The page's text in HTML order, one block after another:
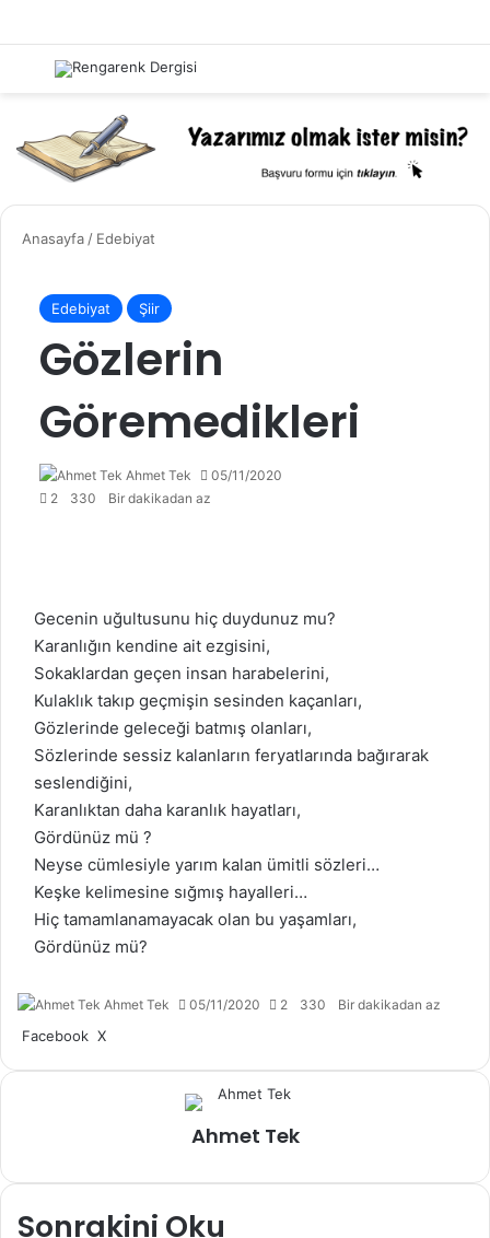
Menü
Anasayfa/ Edebiyat
Edebiyat Şiir
Gözlerin
Göremedikleri
Ahmet Tek
05/11/2020
2
330 Bir dakikadan az
Gecenin uğultusunu hiç duydunuz mu?
Karanlığın kendine ait ezgisini,
Sokaklardan geçen insan harabelerini,
Kulaklık takıp geçmişin sesinden kaçanları,
Gözlerinde geleceği batmış olanları,
Sözlerinde sessiz kalanların feryatlarında bağırarak
seslendiğini,
Karanlıktan daha karanlık hayatları,
Gördünüz mü ?
Neyse cümlesiyle yarım kalan ümitli sözleri…
Keşke kelimesine sığmış hayalleri…
Hiç tamamlanamayacak olan bu yaşamları,
Gördünüz mü?
Ahmet Tek 05/11/2020 2 330 Bir dakikadan az
Facebook X
Ahmet Tek
Sonrakini Oku